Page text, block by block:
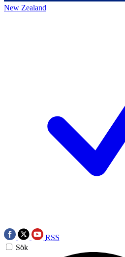
New Zealand
RSS
Sök